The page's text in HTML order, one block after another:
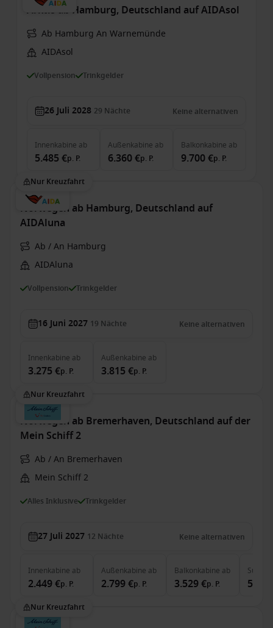
Arktis ab Hamburg, Deutschland auf AIDAsol
Ab Hamburg An Warnemünde
AIDAsol
Vollpension Trinkgelder
26 Juli 2028 29 Nächte Keine alternativen
Innenkabine ab
5.485 €p. P.
Außenkabine ab
6.360 €p. P.
Balkonkabine ab
9.700 €p. P.
Nur Kreuzfahrt
Norwegen ab Hamburg, Deutschland auf
AIDAluna
Ab / An Hamburg
AIDAluna
Vollpension Trinkgelder
16 Juni 2027 19 Nächte Keine alternativen
Innenkabine ab
3.275 €p. P.
Außenkabine ab
3.815 €p. P.
Nur Kreuzfahrt
Norwegen ab Bremerhaven, Deutschland auf der
Mein Schiff 2
Ab / An Bremerhaven
Mein Schiff 2
Alles Inklusive Trinkgelder
27 Juli 2027 12 Nächte Keine alternativen
Innenkabine ab
2.449 €p. P.
Außenkabine ab
2.799 €p. P.
Balkonkabine ab
3.529 €p. P.
Suite
Nur Kreuzfahrt